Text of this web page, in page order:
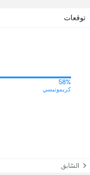
توقعات
58%
كريمونيسي
السّابق